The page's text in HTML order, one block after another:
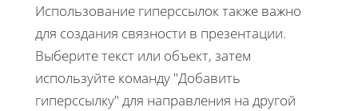
Использование гиперссылок также важно
для создания связности в презентации.
Выберите текст или объект, затем
используйте команду "Добавить
гиперссылку" для направления на другой